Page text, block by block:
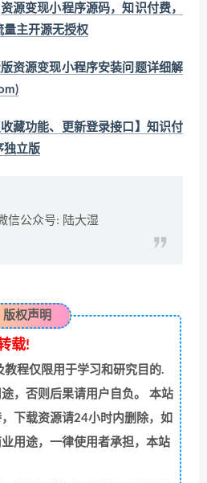
资源变现小程序源码，知识付费，
量主开源无授权
资源变现小程序安装问题详细解
收藏功能、更新登录接口】知识付
独立版
信公众号: 陆大湿
版权声明
载!
程仅限用于学习和研究目的.
，否则后果请用户自负。 本站
下载资源请24小时内删除，如
用途，一律使用者承担，本站